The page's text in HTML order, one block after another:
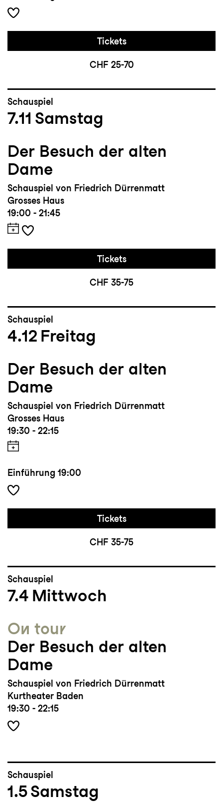
Tickets
CHF 25-70
Schauspiel
7.11 Samstag
Der Besuch der alten
Dame
Schauspiel von Friedrich Dürrenmatt
Grosses Haus
19:00 - 21:45
Tickets
CHF 35-75
Schauspiel
4.12 Freitag
Der Besuch der alten
Dame
Schauspiel von Friedrich Dürrenmatt
Grosses Haus
19:30 - 22:15
Einführung 19:00
Tickets
CHF 35-75
Schauspiel
7.4 Mittwoch
On tour
Der Besuch der alten
Dame
Schauspiel von Friedrich Dürrenmatt
Kurtheater Baden
19:30 - 22:15
Schauspiel
1.5Samstag